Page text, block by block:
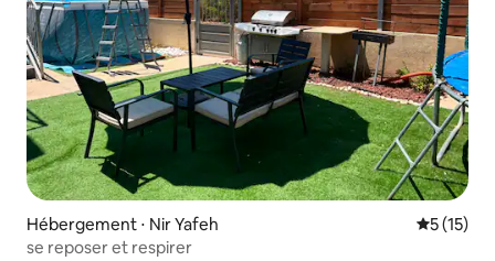
Hébergement ⋅ Nir Yafeh
5 (15)
se reposer et respirer